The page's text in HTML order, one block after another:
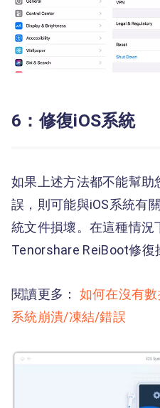
6：修復iOS系統
如果上述方法都不能幫
誤，則可能與iOS系統有
統文件損壞。在這種情況
Tenorshare ReiBoot修復
閱讀更多： 如何在沒有
系統崩潰/凍結/錯誤